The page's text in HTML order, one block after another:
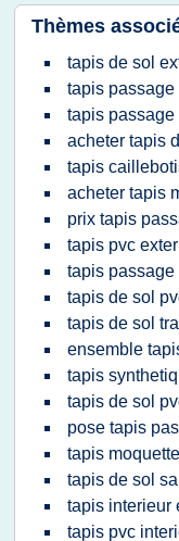
Thèmes
tapis de sol
tapis passage
tapis
acheter tapis
tapis
acheter tapis
prix tapis
tapis pvc
tapis
tapis de sol
tapis de sol
ensemble
tapis
tapis de sol
pose tapis
tapis
tapis de sol
tapis interieur
tapis pvc